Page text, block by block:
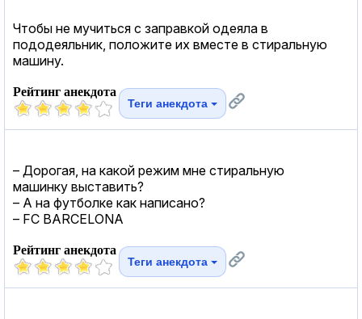
Чтобы не мучиться с заправкой одеяла в
пододеяльник, положите их вместе в стиральную
машину.
Рейтинг анекдота
Теги анекдота
– Дорогая, на какой режим мне стиральную
машинку выставить?
– А на футболке как написано?
– FC BARCELONA
Рейтинг анекдота
Теги анекдота